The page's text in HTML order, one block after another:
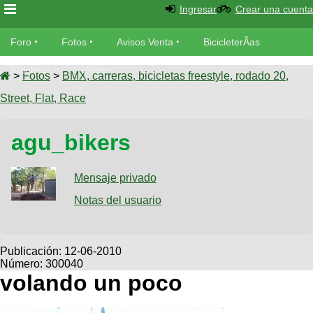
Foro
Foro
TÃ©cnica
Fotos
tu foto
Galeria
XC
Viajes
Descenso
SUBÃ
tu
Buscar
Ultimos
Fotos
BicicleterÃ­
as
Bicicletas
Tandem
Videos
Cicloturismo
Ingresar Crear una cuenta
Foro Fotos Avisos Venta BicicleterÃ­as
Bicicletas Videos
> Fotos > BMX, carreras, bicicletas freestyle, rodado 20,
Street, Flat, Race
agu_bikers
Mensaje privado
Notas del usuario
Publicación: 12-06-2010
Número: 300040
volando un poco